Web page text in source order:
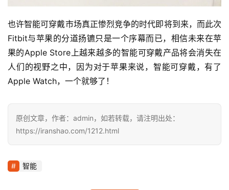
也许智能可穿戴市场真正惨烈竞争的时代即将到来，而此次
Fitbit与苹果的分道扬镳只是一个序幕而已，相信未来在苹
果的Apple Store上越来越多的智能可穿戴产品将会消失在
人们的视野之中，因为对于苹果来说，智能可穿戴，有了
Apple Watch，一个就够了！
原创文章，作者：admin，如若转载，请注明出处：
https://iranshao.com/1212.html
智能